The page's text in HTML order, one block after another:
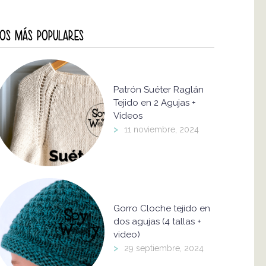
MÁS POPULARES
Patrón Suéter Raglán
Tejido en 2 Agujas +
Vídeos
> 11 noviembre, 2024
Gorro Cloche tejido en
dos agujas (4 tallas +
video)
> 29 septiembre, 2024